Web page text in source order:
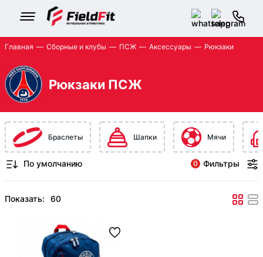
Главная Сборные и клубы ПСЖ Аксессуары Рюкзаки
Рюкзаки ПСЖ
Браслеты Шапки Мячи
0 Фильтры
Показать: